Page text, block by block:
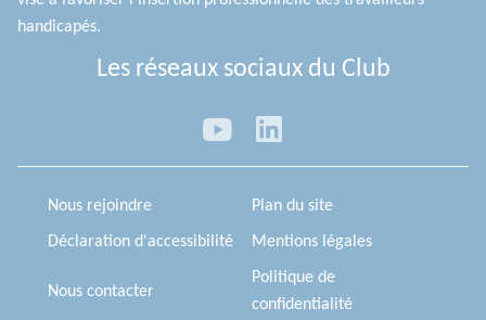
handicapés.
Les réseaux sociaux du Club
Nous rejoindre Plan du site
Déclaration d'accessibilité Mentions légales
Nous contacter
Politique de
confidentialité